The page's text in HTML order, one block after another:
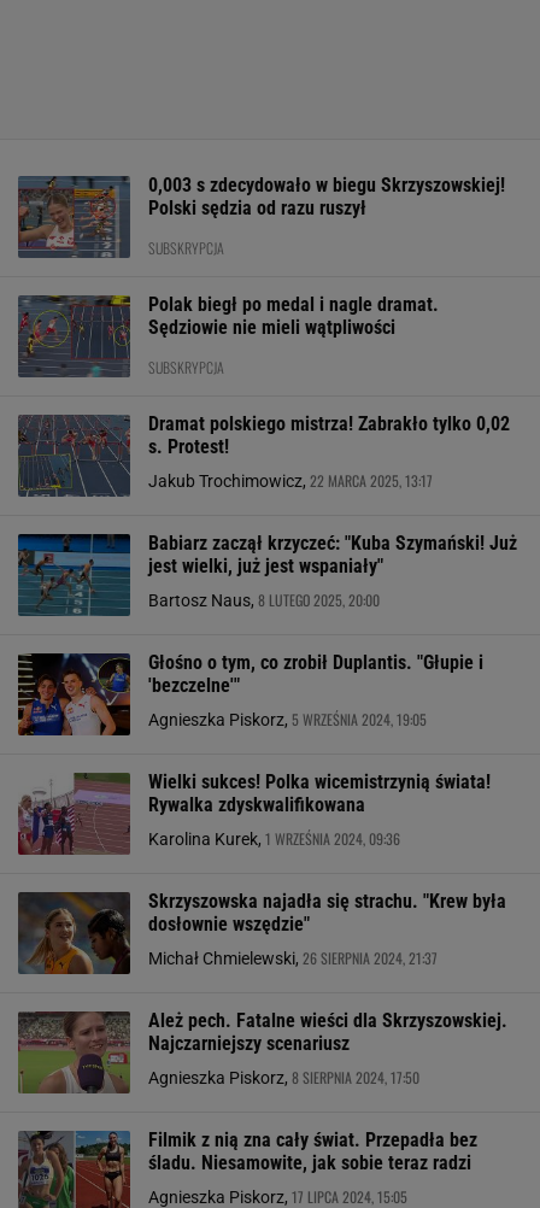
0,003 s zdecydowało w biegu Skrzyszowskiej!
Polski sędzia od razu ruszył
SUBSKRYPCJA
Polak biegł po medal i nagle dramat.
Sędziowie nie mieli wątpliwości
SUBSKRYPCJA
Dramat polskiego mistrza! Zabrakło tylko 0,02
s. Protest!
Jakub Trochimowicz, 22 MARCA 2025, 13:17
Babiarz zaczął krzyczeć: "Kuba Szymański! Już
jest wielki, już jest wspaniały"
Bartosz Naus, 8 LUTEGO 2025, 20:00
Głośno o tym, co zrobił Duplantis. "Głupie i
'bezczelne'"
Agnieszka Piskorz, 5 WRZEŚNIA 2024, 19:05
Wielki sukces! Polka wicemistrzynią świata!
Rywalka zdyskwalifikowana
Karolina Kurek, 1 WRZEŚNIA 2024, 09:36
Skrzyszowska najadła się strachu. "Krew była
dosłownie wszędzie"
Michał Chmielewski, 26 SIERPNIA 2024, 21:37
Ależ pech. Fatalne wieści dla Skrzyszowskiej.
Najczarniejszy scenariusz
Agnieszka Piskorz, 8 SIERPNIA 2024, 17:50
Filmik z nią zna cały świat. Przepadła bez
śladu. Niesamowite, jak sobie teraz radzi
Agnieszka Piskorz, 17 LIPCA 2024, 15:05